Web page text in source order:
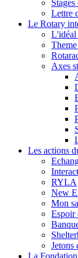
Lettre
Le Rotary
L'idéal
Axes
Les actions
Interact
RYLA
New
Mon
Espoir
Jetons
La Fondation